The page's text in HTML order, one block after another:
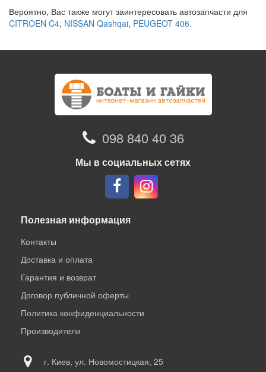
Вероятно, Вас также могут заинтересовать автозапчасти для
CITROEN C4, NISSAN Qashqai, PEUGEOT 406.
098 840 40 36
Мы в социальных сетях
Полезная информация
Контакты
Доставка и оплата
Гарантия и возврат
Договор публичной оферты
Политика конфиденциальности
Производители
г. Киев, ул. Новомостицкая, 25